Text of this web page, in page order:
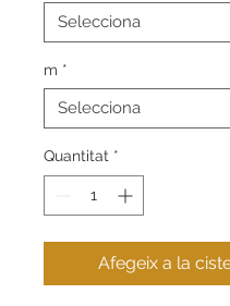
m *
Quantitat *
Afegeix a la